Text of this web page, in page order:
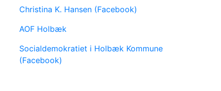
Christina K. Hansen (Facebook)
AOF Holbæk
Socialdemokratiet i Holbæk Kommune
(Facebook)